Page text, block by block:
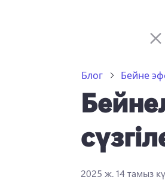
Блог Бейне
2025 ж. 14 тамыз